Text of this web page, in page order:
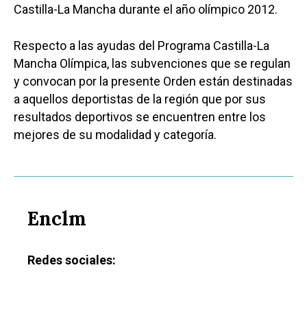
Castilla-La Mancha durante el año olímpico 2012.
Respecto a las ayudas del Programa Castilla-La
Mancha Olímpica, las subvenciones que se regulan
y convocan por la presente Orden están destinadas
a aquellos deportistas de la región que por sus
resultados deportivos se encuentren entre los
mejores de su modalidad y categoría.
Enclm
Redes sociales: